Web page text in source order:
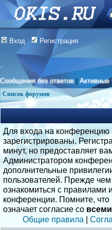
Вход Регистрация
Сообщения без ответов |Активные
Список форумов
Для входа на
зарегистрированы.
минут, но предоставляет
Администратором
дополнительные
пользователей. Прежде чем
ознакомиться с правилами
конференции. Помните,
означает согласие со всеми
Общие правила |